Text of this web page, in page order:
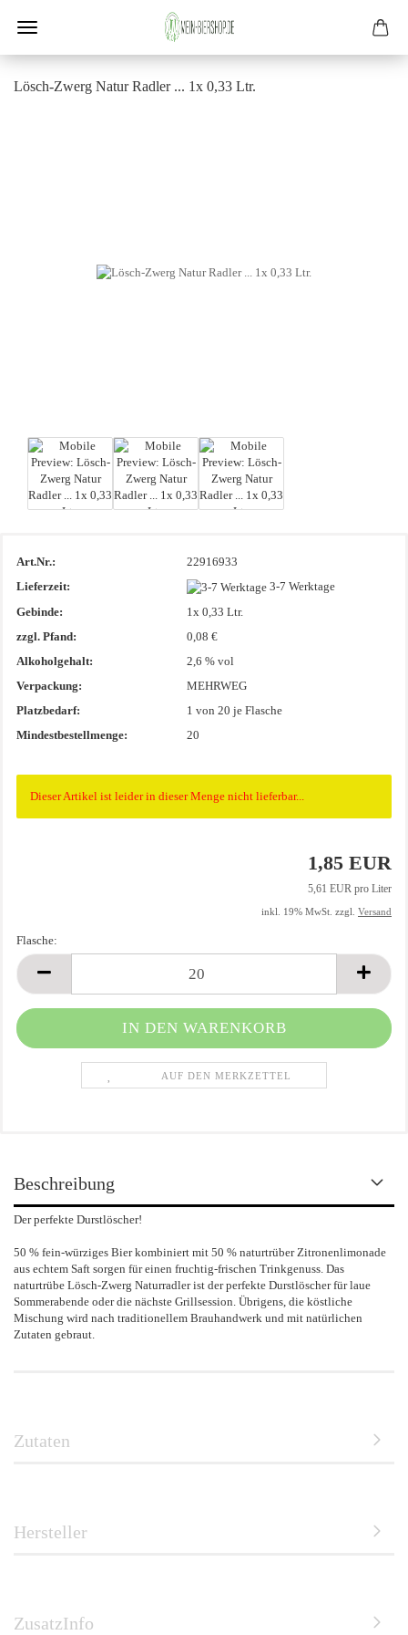
Lösch-​Zwerg Natur Rad­ler ... 1x 0,33 Ltr.
Art.Nr.:
22916933
Lieferzeit:
3-7 Werktage
Gebinde:
1x 0,33 Ltr.
zzgl. Pfand:
0,08 €
Alkoholgehalt:
2,6 % vol
Verpackung:
MEHRWEG
Platzbedarf:
1 von 20 je Flasche
Mindestbestellmenge:
20
Dieser Artikel ist leider in dieser Menge nicht lieferbar...
1,85 EUR
5,61 EUR pro Liter
inkl. 19% MwSt. zzgl. Versand
Flasche:
Flasche
AUF DEN MERKZETTEL
Beschreibung
Der perfekte Durstlöscher!
50 % fein-würziges Bier kombiniert mit 50 % naturtrüber Zitronenlimonade
aus echtem Saft sorgen für einen fruchtig-frischen Trinkgenuss. Das
naturtrübe Lösch-Zwerg Naturradler ist der perfekte Durstlöscher für laue
Sommerabende oder die nächste Grillsession. Übrigens, die köstliche
Mischung wird nach traditionellem Brauhandwerk und mit natürlichen
Zutaten gebraut.
Zutaten
Hersteller
ZusatzInfo